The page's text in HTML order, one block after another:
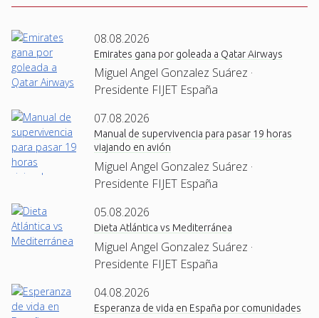
08.08.2026
Emirates gana por goleada a Qatar Airways
Miguel Angel Gonzalez Suárez ·
Presidente FIJET España
07.08.2026
Manual de supervivencia para pasar 19 horas
viajando en avión
Miguel Angel Gonzalez Suárez ·
Presidente FIJET España
05.08.2026
Dieta Atlántica vs Mediterránea
Miguel Angel Gonzalez Suárez ·
Presidente FIJET España
04.08.2026
Esperanza de vida en España por comunidades